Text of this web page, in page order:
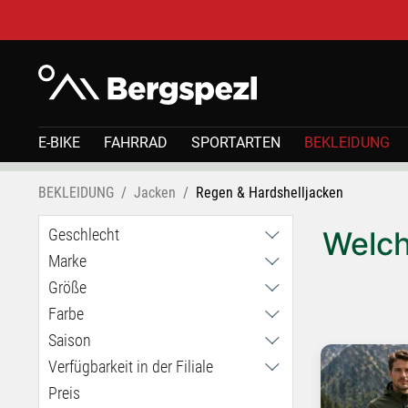
E-BIKE FAHRRAD SPORTARTEN BEKLEIDUNG
BEKLEIDUNG Jacken Regen & Hardshelljacken
Geschlecht
Damen
Herren
Kinder
Marke
AGU
Arcteryx
Black Diamond
Gonso
Haglöfs
Größe
152
34
36
40
Farbe
Saison
_KW
Ganzjährig
Verfügbarkeit in der Filiale
Haid
Preis